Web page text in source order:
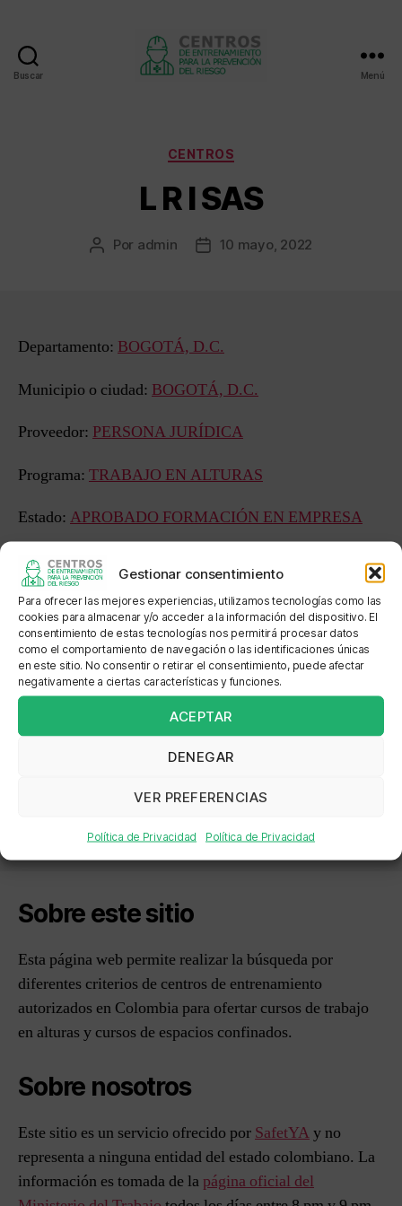
Gestionar consentimiento
Para ofrecer las mejores experiencias, utilizamos tecnologías como las
cookies para almacenar y/o acceder a la información del dispositivo. El
consentimiento de estas tecnologías nos permitirá procesar datos
como el comportamiento de navegación o las identificaciones únicas
en este sitio. No consentir o retirar el consentimiento, puede afectar
negativamente a ciertas características y funciones.
ACEPTAR
DENEGAR
VER PREFERENCIAS
Política de Privacidad Política de Privacidad
Buscar Menú
Categorías
CENTROS
L R I SAS
Autor
Por admin
Fecha10 mayo, 2022
Departamento: BOGOTÁ, D.C.
Municipio o ciudad: BOGOTÁ, D.C.
Proveedor: PERSONA JURÍDICA
Programa: TRABAJO EN ALTURAS
Estado: APROBADO FORMACIÓN EN EMPRESA
Sede: LRI SAS
Dirección: CRA 79B No. 41F -72 SUR
Localización:
← ADMINISTRACION INTEGRAL DEL RIESGO
SEGURIDAD Y SALUD EN EL TRABAJO
Sobre este sitio
Esta página web permite realizar la búsqueda por
diferentes criterios de centros de entrenamiento
autorizados en Colombia para ofertar cursos de trabajo
en alturas y cursos de espacios confinados.
Sobre nosotros
Este sitio es un servicio ofrecido por SafetYAy no
representa a ninguna entidad del estado colombiano. La
información es tomada de la página oficial del